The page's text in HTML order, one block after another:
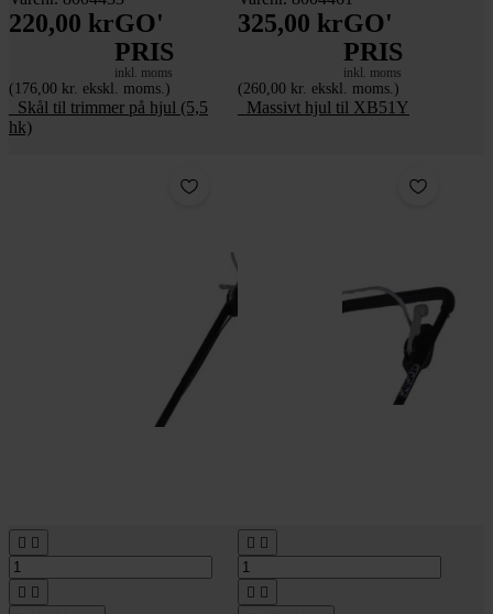
220,00 krGO'
PRIS
inkl. moms
(176,00 kr. ekskl. moms.)
_Skål til trimmer på hjul (5,5
hk)
325,00 krGO'
PRIS
inkl. moms
(260,00 kr. ekskl. moms.)
_Massivt hjul til XB51Y
 
 
 
 